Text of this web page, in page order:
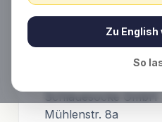
Zu
So
Uitgever van
Schlauesocke GmbH
Mühlenstr. 8a